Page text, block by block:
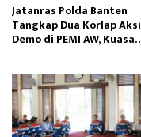
Jatanras Polda Banten
Tangkap Dua Korlap Aksi
Demo di PEMI AW, Kuasa